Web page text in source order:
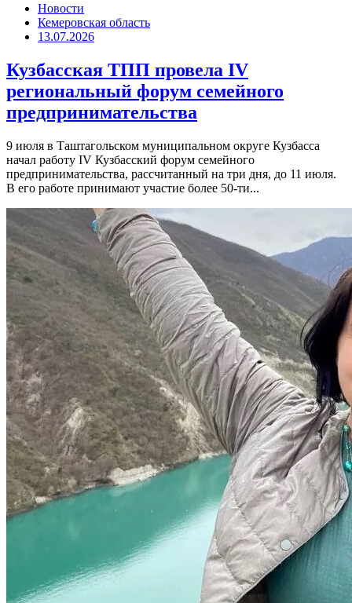
Новости
Кемеровская область
13.07.2026
Кузбасская ТПП провела IV
региональный форум семейного
предпринимательства
9 июля в Таштагольском муниципальном округе Кузбасса
начал работу IV Кузбасский форум семейного
предпринимательства, рассчитанный на три дня, до 11 июля.
В его работе принимают участие более 50-ти...